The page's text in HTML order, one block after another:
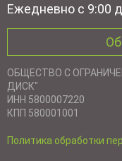
Ежедневно с 9:00
ОБЩЕСТВО С
ДИСК"
ИНН 5800007220
КПП 580001001
Политика обработки